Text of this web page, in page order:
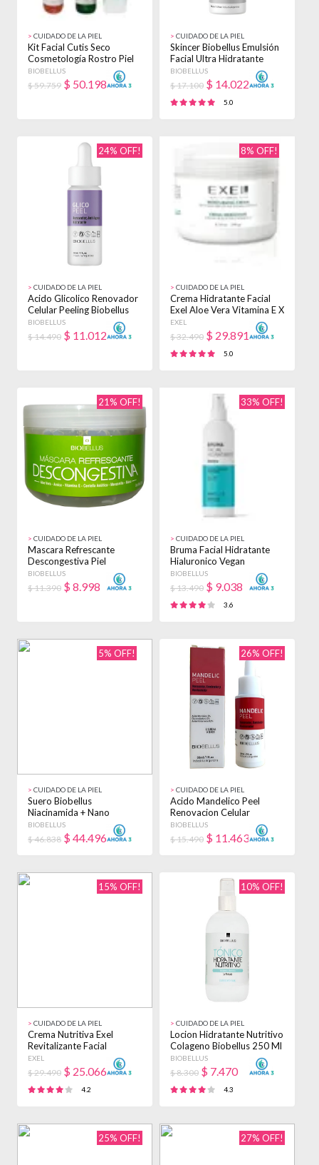
> CUIDADO DE LA PIEL
Kit Facial Cutis Seco
Cosmetología Rostro Piel
Biobellus
BIOBELLUS
$ 59.759 $ 50.198
> CUIDADO DE LA PIEL
Skincer Biobellus Emulsión
Facial Ultra Hidratante
50gr Deshidratada
Día/noche
BIOBELLUS
$ 17.100 $ 14.022
5.0
24% OFF!
> CUIDADO DE LA PIEL
Acido Glicolico Renovador
Celular Peeling Biobellus
30ml Envejecidas Día
BIOBELLUS
$ 14.490 $ 11.012
8% OFF!
> CUIDADO DE LA PIEL
Crema Hidratante Facial
Exel Aloe Vera Vitamina E X
240gr Mixta/normal/seca
Día
EXEL
$ 32.490 $ 29.891
5.0
21% OFF!
> CUIDADO DE LA PIEL
Mascara Refrescante
Descongestiva Piel
Biobellus 250gr Todo Tipo
De Piel
BIOBELLUS
$ 11.390 $ 8.998
33% OFF!
> CUIDADO DE LA PIEL
Bruma Facial Hidratante
Hialuronico Vegan
Biobellus 200ml Normal
BIOBELLUS
$ 13.490 $ 9.038
3.6
5% OFF!
> CUIDADO DE LA PIEL
Suero Biobellus
Niacinamida + Nano
Hialuronico + Iluminador -
Mixta - Día/noche
BIOBELLUS
$ 46.838 $ 44.496
26% OFF!
> CUIDADO DE LA PIEL
Acido Mandelico Peel
Renovacion Celular
Biobellus 30ml Rosaceas
Día/noche
BIOBELLUS
$ 15.490 $ 11.463
15% OFF!
> CUIDADO DE LA PIEL
Crema Nutritiva Exel
Revitalizante Facial
Colageno X 240g Todo
Tipo De Piel
EXEL
$ 29.490 $ 25.066
4.2
10% OFF!
> CUIDADO DE LA PIEL
Locion Hidratante Nutritivo
Colageno Biobellus 250 Ml
Seca Día/noche
BIOBELLUS
$ 8.300 $ 7.470
4.3
25% OFF! 27% OFF!